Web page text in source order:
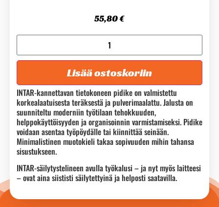
55,80€
Lisää ostoskoriin
INTAR-kannettavan tietokoneen pidike on valmistettu
korkealaatuisesta teräksestä ja pulverimaalattu. Jalusta on
suunniteltu moderniin työtilaan tehokkuuden,
helppokäyttöisyyden ja organisoinnin varmistamiseksi. Pidike
voidaan asentaa työpöydälle tai kiinnittää seinään.
Minimalistinen muotokieli takaa sopivuuden mihin tahansa
sisustukseen.
INTAR-säilytystelineen avulla työkalusi – ja nyt myös laitteesi
– ovat aina siististi säilytettyinä ja helposti saatavilla.